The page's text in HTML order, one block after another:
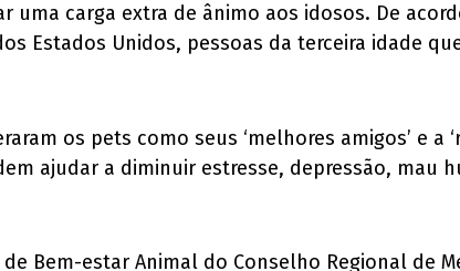
carga extra de ânimo aos idosos. De
Estados Unidos, pessoas da terceira idade
os pets como seus ‘melhores amigos’ e a
ajudar a diminuir estresse, depressão, mau
Bem-estar Animal do Conselho Regional de